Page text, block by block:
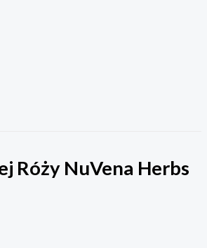
Róży NuVena Herbs